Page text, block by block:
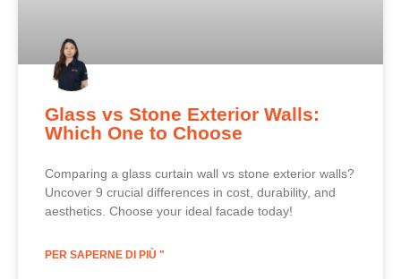
Glass vs Stone Exterior Walls:
Which One to Choose
Comparing a glass curtain wall vs stone exterior walls?
Uncover 9 crucial differences in cost, durability, and
aesthetics. Choose your ideal facade today!
PER SAPERNE DI PIÙ "